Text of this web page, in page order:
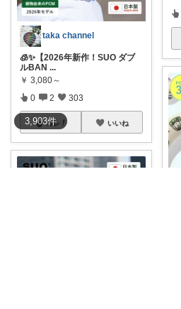
3,903件
taka channel
🧊✨【2026年新作！SUO ダブ
ルBAN ...
￥ 3,080～
0 2 303
コレ いいね